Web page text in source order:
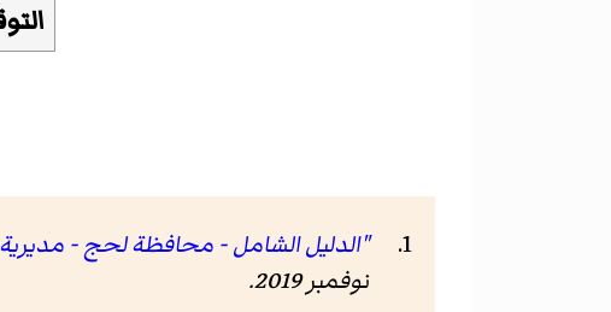
"الدليل الشامل - محافظة لحج - مديرية
نوفمبر 2019
.